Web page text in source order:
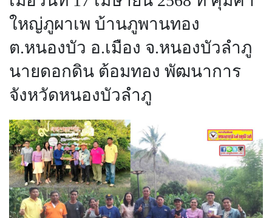
ใหญ่ภูผาเพ บ้านภูพานทอง
ต.หนองบัว อ.เมือง จ.หนองบัวลำภู
นายดอกดิน ต้อมทอง พัฒนาการ
จังหวัดหนองบัวลำภู